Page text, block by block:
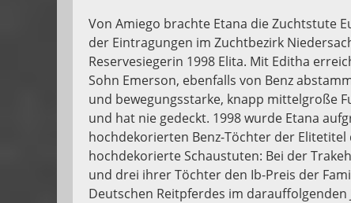
Von Amiego brachte Etana die Zuchtstute
der Eintragungen im Zuchtbezirk
Reservesiegerin 1998 Elita. Mit Editha
Sohn Emerson, ebenfalls von Benz
und bewegungsstarke, knapp mittelgroße
und hat nie gedeckt. 1998 wurde Etana
hochdekorierten Benz-Töchter der
hochdekorierte Schaustuten: Bei der
und drei ihrer Töchter den Ib-Preis der
Deutschen Reitpferdes im